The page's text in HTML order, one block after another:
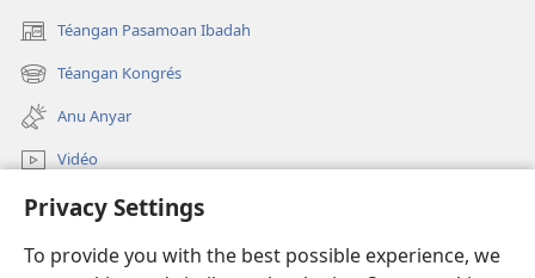
Privacy Settings
To provide you with the best possible experience, we
Téangan Pasamoan Ibadah
(dibuka
di
window
anyar)
Téangan Kongrés
(dibuka
di
window
anyar)
Anu Anyar
Vidéo
Téangan
Sumbangan
(dibuka